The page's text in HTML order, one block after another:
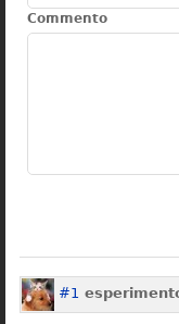
Commento
#1